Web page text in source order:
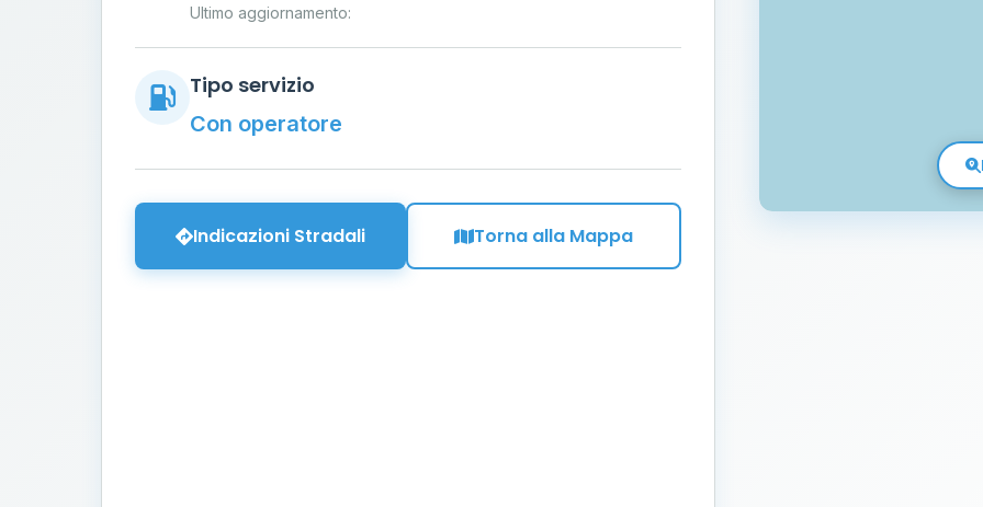
Ultimo aggiornamento:
Tipo servizio
Con operatore
Indicazioni Stradali Torna alla Mappa